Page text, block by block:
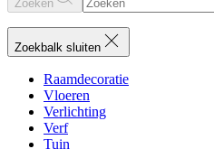
Zoeken
Zoekbalk sluiten
Raamdecoratie
Vloeren
Verlichting
Verf
Tuin